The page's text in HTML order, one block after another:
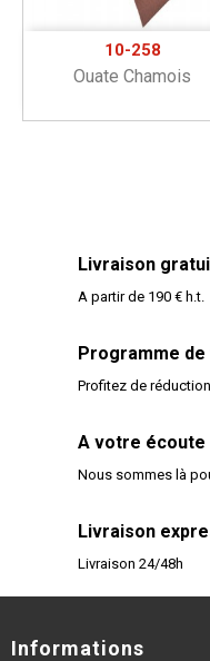
10-258
Ouate Chamois
Livraison
A partir de 190 € h.t.
Programme
Profitez de
A votre écoute
Nous sommes là
Livraison
Livraison 24/48h
Informations